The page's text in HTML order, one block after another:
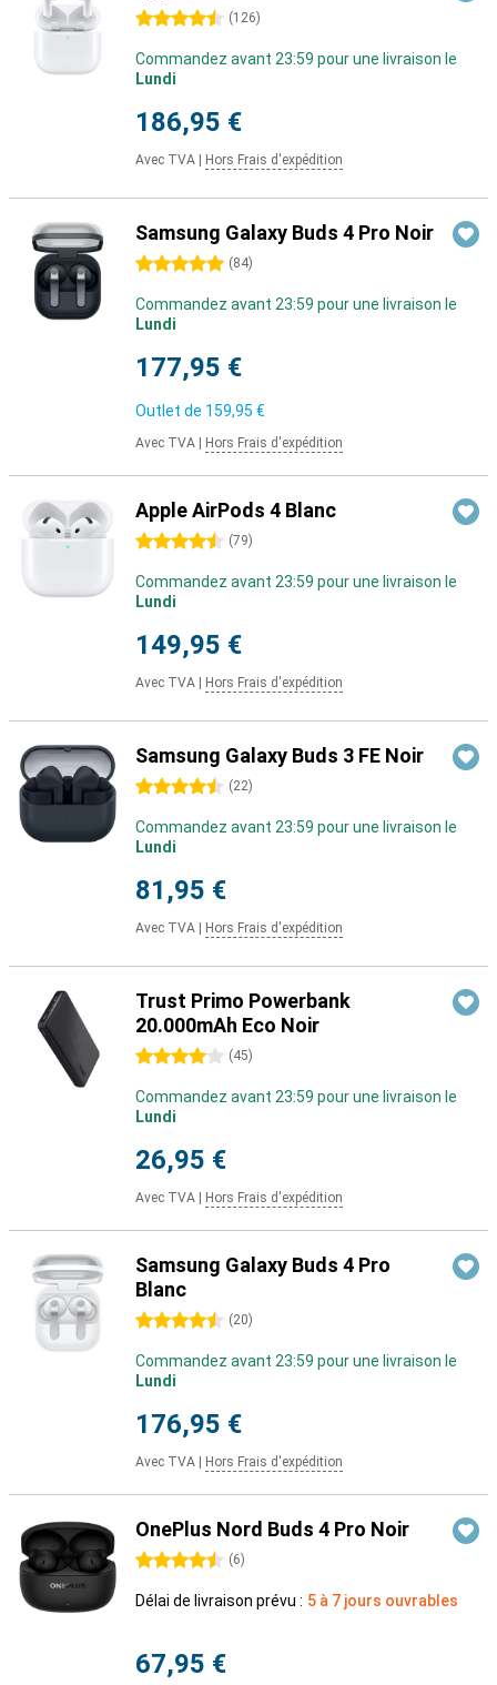
4.5 étoiles (126)
Commandez avant 23:59 pour une livraison le
Lundi
186,95 €
Avec TVA Hors Frais d'expédition
Samsung Galaxy Buds 4 Pro Noir
5 étoiles (84)
Commandez avant 23:59 pour une livraison le
Lundi
177,95 €
Outlet de 159,95 €
Avec TVA Hors Frais d'expédition
Apple AirPods 4 Blanc
4.5 étoiles (79)
Commandez avant 23:59 pour une livraison le
Lundi
149,95 €
Avec TVA Hors Frais d'expédition
Samsung Galaxy Buds 3 FE Noir
4.5 étoiles (22)
Commandez avant 23:59 pour une livraison le
Lundi
81,95 €
Avec TVA Hors Frais d'expédition
Trust Primo Powerbank
20.000mAh Eco Noir
4 étoiles (45)
Commandez avant 23:59 pour une livraison le
Lundi
26,95 €
Avec TVA Hors Frais d'expédition
Samsung Galaxy Buds 4 Pro
Blanc
4.5 étoiles (20)
Commandez avant 23:59 pour une livraison le
Lundi
176,95 €
Avec TVA Hors Frais d'expédition
OnePlus Nord Buds 4 Pro Noir
4.5 étoiles (6)
Délai de livraison prévu : 5 à 7 jours ouvrables
67,95 €